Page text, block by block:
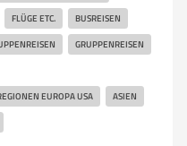
FLÜGE ETC. BUSREISEN
GRUPPENREISEN
EUROPA USA ASIEN